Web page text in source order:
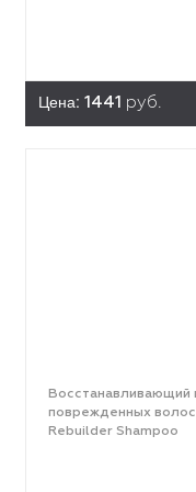
Цена: 1441 руб.
Восстанавливающий
поврежденных
Rebuilder Shampoo